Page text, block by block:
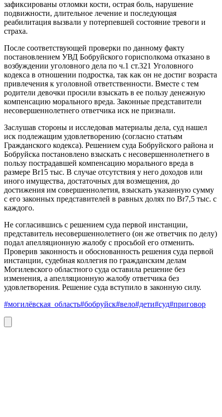
зафиксированы отломки кости, острая боль, нарушение
подвижности, длительное лечение и последующая
реабилитация вызвали у потерпевшей состояние тревоги и
страха.
После соответствующей проверки по данному факту
постановлением УВД Бобруйского горисполкома отказано в
возбуждении уголовного дела по ч.1 ст.321 Уголовного
кодекса в отношении подростка, так как он не достиг возраста
привлечения к уголовной ответственности. Вместе с тем
родители девочки просили взыскать в ее пользу денежную
компенсацию морального вреда. Законные представители
несовершеннолетнего ответчика иск не признали.
Заслушав стороны и исследовав материалы дела, суд нашел
иск подлежащим удовлетворению (согласно статьям
Гражданского кодекса). Решением суда Бобруйского района и
Бобруйска постановлено взыскать с несовершеннолетнего в
пользу пострадавшей компенсацию морального вреда в
размере Br15 тыс. В случае отсутствия у него доходов или
иного имущества, достаточных для возмещения, до
достижения им совершеннолетия, взыскать указанную сумму
с его законных представителей в равных долях по Br7,5 тыс. с
каждого.
Не согласившись с решением суда первой инстанции,
представитель несовершеннолетнего (он же ответчик по делу)
подал апелляционную жалобу с просьбой его отменить.
Проверив законность и обоснованность решения суда первой
инстанции, судебная коллегия по гражданским делам
Могилевского областного суда оставила решение без
изменения, а апелляционную жалобу ответчика без
удовлетворения. Решение суда вступило в законную силу.
#могилёвская_область#бобруйск#вело#дети#суд#приговор